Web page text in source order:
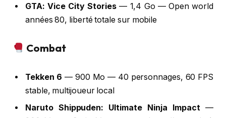
GTA: Vice City Stories— 1,4 Go — Open world
années 80, liberté totale sur mobile
Combat
Tekken 6 — 900 Mo — 40 personnages, 60 FPS
stable, multijoueur local
Naruto Shippuden: Ultimate Ninja Impact—